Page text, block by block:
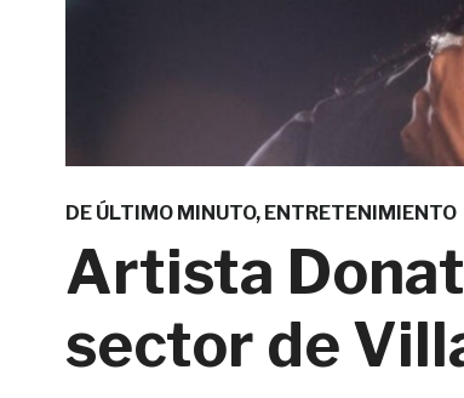
DE ÚLTIMO MINUTO, ENTRETENIMIENTO
Artista
sector de